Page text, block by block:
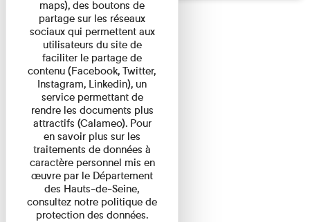
maps), des boutons de
partage sur les réseaux
sociaux qui permettent aux
utilisateurs du site de
faciliter le partage de
contenu (Facebook, Twitter,
Instagram, Linkedin), un
service permettant de
rendre les documents plus
attractifs (Calameo). Pour
en savoir plus sur les
traitements de données à
caractère personnel mis en
œuvre par le Département
des Hauts-de-Seine,
consultez notre politique de
protection des données.